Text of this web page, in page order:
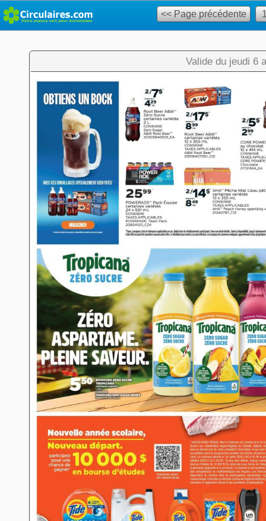
<< Page précédente
Valide du jeudi 6